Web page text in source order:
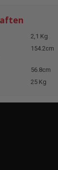
2,1 Kg
154.2cm
56.8cm
25 Kg